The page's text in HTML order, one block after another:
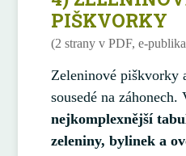
PIŠKVORKY
(2 strany v PDF, e-
Zeleninové piškvorky
sousedé na záhonech.
nejkomplexnější
zeleniny, bylinek a